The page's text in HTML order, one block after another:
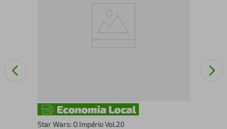
Star Wars: O Império Vol.20